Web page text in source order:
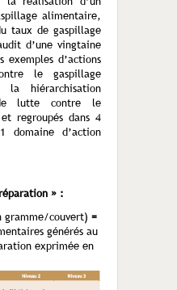
alimentaire,
taux de gaspillage
d’une vingtaine
exemples d’actions
le gaspillage
la hiérarchisation
lutte contre le
regroupés dans 4
domaine d’action
» :
gramme/couvert) =
générés au
exprimée en